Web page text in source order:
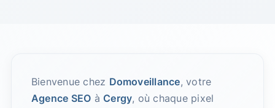
Bienvenue chez Domoveillance, votre
Agence SEO à Cergy, où chaque pixel